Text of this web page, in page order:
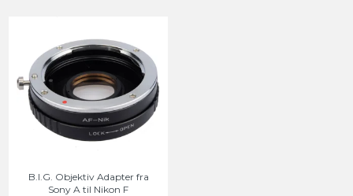
B.I.G. Objektiv Adapter fra
Sony A til Nikon F